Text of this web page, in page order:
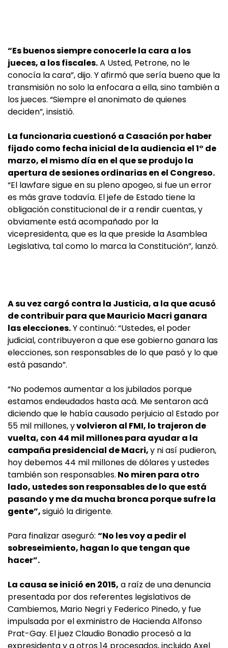
“Es buenos siempre conocerle la cara a los
jueces, a los fiscales.A Usted, Petrone, no le
conocía la cara”, dijo. Y afirmó que sería bueno que la
transmisión no solo la enfocara a ella, sino también a
los jueces. “Siempre el anonimato de quienes
deciden”, insistió.
La funcionaria cuestionó a Casación por haber
fijado como fecha inicial de la audiencia el 1° de
marzo, el mismo día en el que se produjo la
apertura de sesiones ordinarias en el Congreso.
“El lawfare sigue en su pleno apogeo, si fue un error
es más grave todavía. El jefe de Estado tiene la
obligación constitucional de ir a rendir cuentas, y
obviamente está acompañado por la
vicepresidenta, que es la que preside la Asamblea
Legislativa, tal como lo marca la Constitución”, lanzó.
A su vez cargó contra la Justicia, a la que acusó
de contribuir para que Mauricio Macri ganara
las elecciones.Y continuó: “Ustedes, el poder
judicial, contribuyeron a que ese gobierno ganara las
elecciones, son responsables de lo que pasó y lo que
está pasando”.
“No podemos aumentar a los jubilados porque
estamos endeudados hasta acá. Me sentaron acá
diciendo que le había causado perjuicio al Estado por
55 mil millones, yvolvieron al FMI, lo trajeron de
vuelta, con 44 mil millones para ayudar a la
campaña presidencial de Macri,y ni así pudieron,
hoy debemos 44 mil millones de dólares y ustedes
también son responsables. No miren para otro
lado, ustedes son responsables de lo que está
pasando y me da mucha bronca porque sufre la
gente”,siguió la dirigente.
Para finalizar aseguró: “No les voy a pedir el
sobreseimiento, hagan lo que tengan que
hacer”.
La causa se inició en 2015, a raíz de una denuncia
presentada por dos referentes legislativos de
Cambiemos, Mario Negri y Federico Pinedo, y fue
impulsada por el exministro de Hacienda Alfonso
Prat-Gay. El juez Claudio Bonadio procesó a la